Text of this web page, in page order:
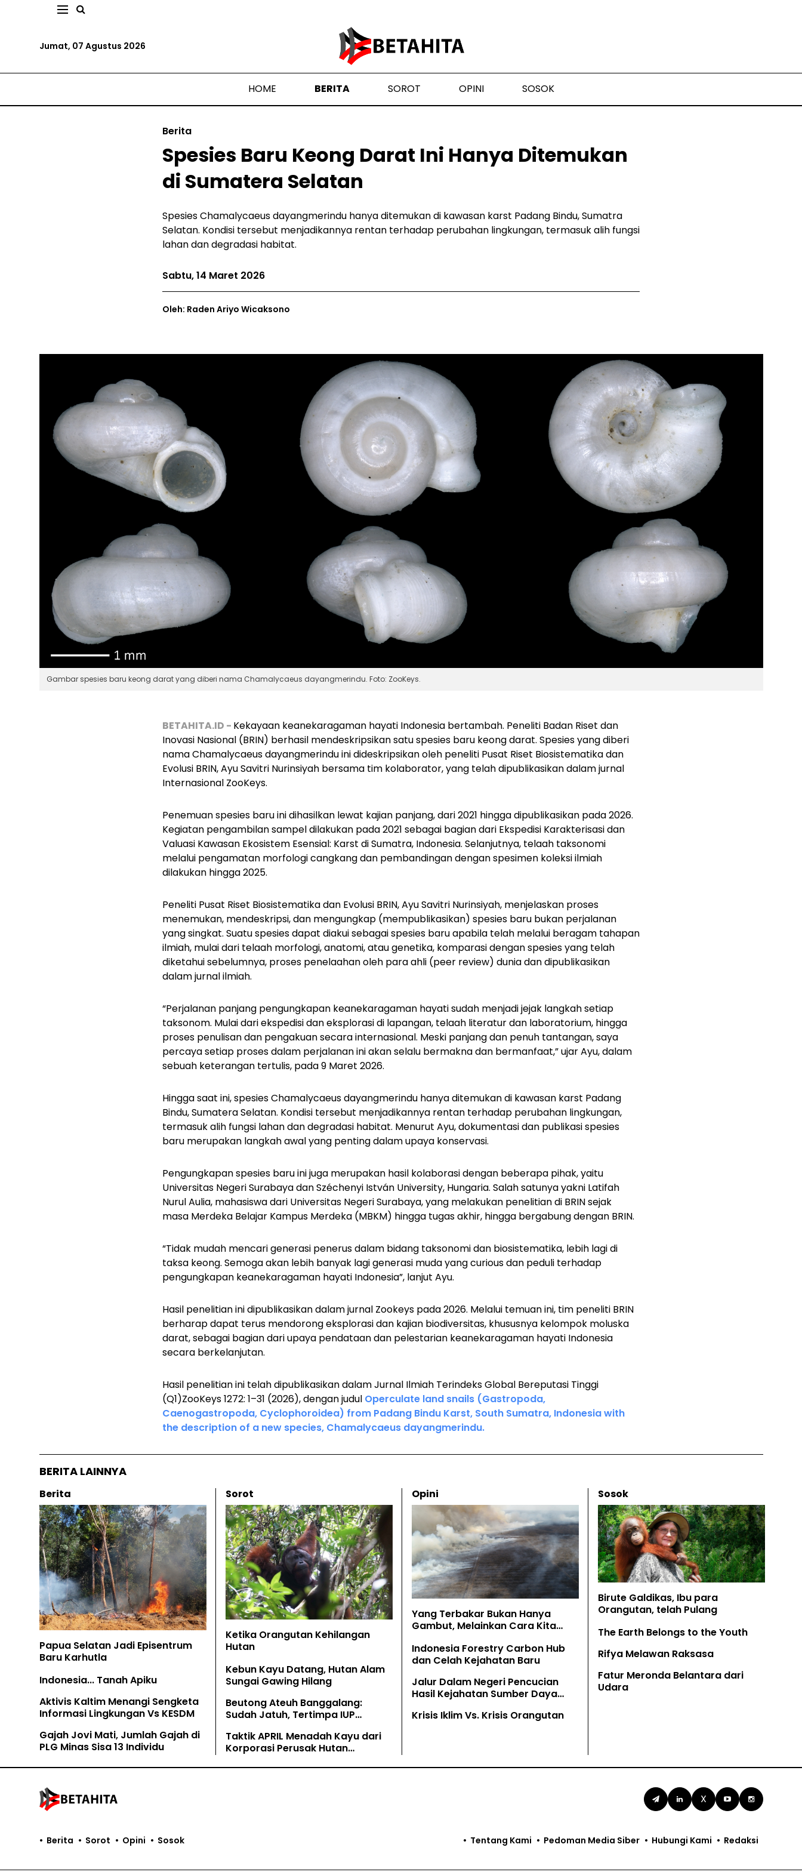
Jumat, 07 Agustus 2026
HOME BERITA SOROT OPINI SOSOK
Berita
Spesies Baru Keong Darat Ini Hanya Ditemukan
di Sumatera Selatan
Spesies Chamalycaeus dayangmerindu hanya ditemukan di kawasan karst Padang Bindu, Sumatra
Selatan. Kondisi tersebut menjadikannya rentan terhadap perubahan lingkungan, termasuk alih fungsi
lahan dan degradasi habitat.
Sabtu, 14 Maret 2026
Oleh: Raden Ariyo Wicaksono
Gambar spesies baru keong darat yang diberi nama Chamalycaeus dayangmerindu. Foto: ZooKeys.
BETAHITA.ID - Kekayaan keanekaragaman hayati Indonesia bertambah. Peneliti Badan Riset dan
Inovasi Nasional (BRIN) berhasil mendeskripsikan satu spesies baru keong darat. Spesies yang diberi
namaChamalycaeus dayangmerinduini dideskripsikan oleh peneliti Pusat Riset Biosistematika dan
Evolusi BRIN, Ayu Savitri Nurinsiyah bersama tim kolaborator, yang telah dipublikasikan dalam jurnal
Internasional ZooKeys.
Penemuan spesies baru ini dihasilkan lewat kajian panjang, dari 2021 hingga dipublikasikan pada 2026.
Kegiatan pengambilan sampel dilakukan pada 2021 sebagai bagian dari Ekspedisi Karakterisasi dan
Valuasi Kawasan Ekosistem Esensial: Karst di Sumatra, Indonesia. Selanjutnya, telaah taksonomi
melalui pengamatan morfologi cangkang dan pembandingan dengan spesimen koleksi ilmiah
dilakukan hingga 2025.
Peneliti Pusat Riset Biosistematika dan Evolusi BRIN, Ayu Savitri Nurinsiyah, menjelaskan proses
menemukan, mendeskripsi, dan mengungkap (mempublikasikan) spesies baru bukan perjalanan
yang singkat. Suatu spesies dapat diakui sebagai spesies baru apabila telah melalui beragam tahapan
ilmiah, mulai dari telaah morfologi, anatomi, atau genetika, komparasi dengan spesies yang telah
diketahui sebelumnya, proses penelaahan oleh para ahli (peer review) dunia dan dipublikasikan
dalam jurnal ilmiah.
“Perjalanan panjang pengungkapan keanekaragaman hayati sudah menjadi jejak langkah setiap
taksonom. Mulai dari ekspedisi dan eksplorasi di lapangan, telaah literatur dan laboratorium, hingga
proses penulisan dan pengakuan secara internasional. Meski panjang dan penuh tantangan, saya
percaya setiap proses dalam perjalanan ini akan selalu bermakna dan bermanfaat,” ujar Ayu, dalam
sebuah keterangan tertulis, pada 9 Maret 2026.
Hingga saat ini, spesiesChamalycaeus dayangmerindu hanya ditemukan di kawasan karst Padang
Bindu, Sumatera Selatan. Kondisi tersebut menjadikannya rentan terhadap perubahan lingkungan,
termasuk alih fungsi lahan dan degradasi habitat. Menurut Ayu, dokumentasi dan publikasi spesies
baru merupakan langkah awal yang penting dalam upaya konservasi.
Pengungkapan spesies baru ini juga merupakan hasil kolaborasi dengan beberapa pihak, yaitu
Universitas Negeri Surabaya dan Széchenyi István University, Hungaria. Salah satunya yakni Latifah
Nurul Aulia, mahasiswa dari Universitas Negeri Surabaya, yang melakukan penelitian di BRIN sejak
masa Merdeka Belajar Kampus Merdeka (MBKM) hingga tugas akhir, hingga bergabung dengan BRIN.
“Tidak mudah mencari generasi penerus dalam bidang taksonomi dan biosistematika, lebih lagi di
taksa keong. Semoga akan lebih banyak lagi generasi muda yangcuriousdan peduli terhadap
pengungkapan keanekaragaman hayati Indonesia”, lanjut Ayu.
Hasil penelitian ini dipublikasikan dalam jurnal Zookeys pada 2026. Melalui temuan ini, tim peneliti BRIN
berharap dapat terus mendorong eksplorasi dan kajian biodiversitas, khususnya kelompok moluska
darat, sebagai bagian dari upaya pendataan dan pelestarian keanekaragaman hayati Indonesia
secara berkelanjutan.
Hasil penelitian ini telah dipublikasikan dalam Jurnal Ilmiah Terindeks Global Bereputasi Tinggi
(Q1)ZooKeys 1272: 1–31 (2026), dengan judul Operculate land snails (Gastropoda,
Caenogastropoda, Cyclophoroidea) from Padang Bindu Karst, South Sumatra, Indonesia with
the description of a new species, Chamalycaeus dayangmerindu.
BERITA LAINNYA
Berita
Papua Selatan Jadi Episentrum
Baru Karhutla
Indonesia... Tanah Apiku
Aktivis Kaltim Menangi Sengketa
Informasi Lingkungan Vs KESDM
Gajah Jovi Mati, Jumlah Gajah di
PLG Minas Sisa 13 Individu
Sorot
Ketika Orangutan Kehilangan
Hutan
Kebun Kayu Datang, Hutan Alam
Sungai Gawing Hilang
Beutong Ateuh Banggalang:
Sudah Jatuh, Tertimpa IUP
Taktik APRIL Menadah Kayu dari
Korporasi Perusak Hutan
Opini
Yang Terbakar Bukan Hanya
Gambut, Melainkan Cara Kita
Indonesia Forestry Carbon Hub
dan Celah Kejahatan Baru
Jalur Dalam Negeri Pencucian
Hasil Kejahatan Sumber Daya
Krisis Iklim Vs. Krisis Orangutan
Sosok
Birute Galdikas, Ibu para
Orangutan, telah Pulang
The Earth Belongs to the Youth
Rifya Melawan Raksasa
Fatur Meronda Belantara dari
Udara
X
Berita Sorot Opini Sosok Tentang Kami Pedoman Media Siber Hubungi Kami Redaksi